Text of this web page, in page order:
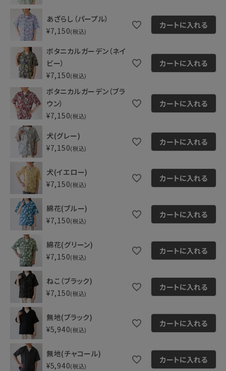
あざらし（パープル）
¥7,150 税込
カートに入れる
ボタニカルガーデン（ネイ
ビー）
¥7,150 税込
カートに入れる
ボタニカルガーデン（ブラ
ウン）
¥7,150 税込
カートに入れる
犬(グレー)
¥7,150 税込
カートに入れる
犬(イエロー)
¥7,150 税込
カートに入れる
綿花(ブルー)
¥7,150 税込
カートに入れる
綿花(グリーン)
¥7,150 税込
カートに入れる
ねこ（ブラック)
¥7,150 税込
カートに入れる
無地(ブラック)
¥5,940 税込
カートに入れる
無地(チャコール)
¥5,940 税込
カートに入れる